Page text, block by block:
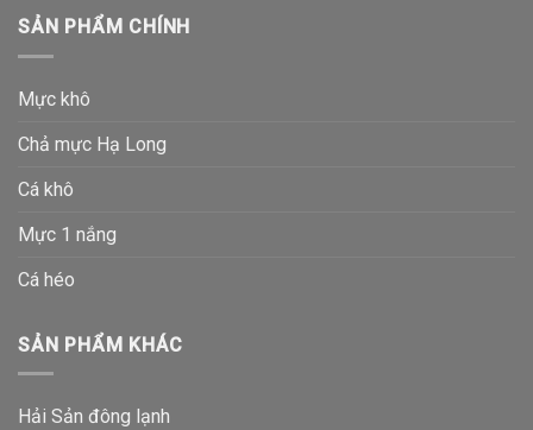
SẢN PHẨM CHÍNH
Mực khô
Chả mực Hạ Long
Cá khô
Mực 1 nắng
Cá héo
SẢN PHẨM KHÁC
Hải Sản đông lạnh